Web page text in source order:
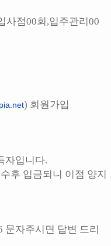
사점00회,입주관리00
) 회원가입
자입니다.
후 입금되니 이점 양지
문자주시면 답변 드리